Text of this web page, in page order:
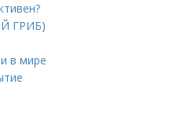
ГРИБ)
в мире